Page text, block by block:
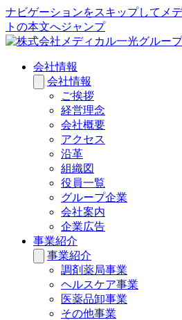
ナビゲーションをスキップしてメ
トの本文へジャンプ
会社情報
会社情報
ご挨拶
経営理念
会社概要
アクセス
沿革
組織図
役員一覧
グループ企業
会社案内
企業広告
事業紹介
事業紹介
調剤薬局事業
ヘルスケア事業
医薬品卸事業
その他事業